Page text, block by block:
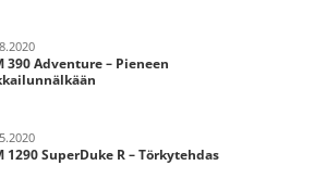
390 Adventure – Pieneen
1290 SuperDuke R – Törkytehdas